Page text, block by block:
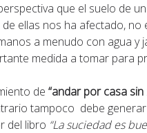
que el suelo de
ellas nos ha afectado, no
a menudo con agua y
medida a tomar para
de“andar por casa sin
tampoco debe
del libro “La suciedad es